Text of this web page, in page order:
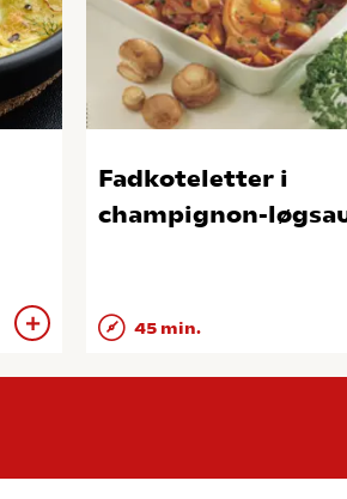
Fadkoteletter i
champignon-
45 min.